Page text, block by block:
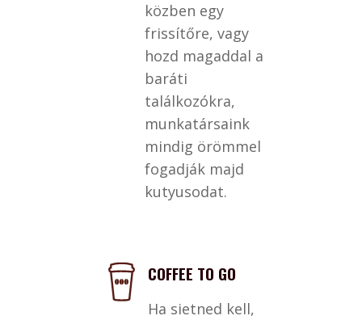
közben egy
frissítőre, vagy
hozd magaddal a
baráti
találkozókra,
munkatársaink
mindig örömmel
fogadják majd
kutyusodat.
COFFEE TO GO
Ha sietned kell,